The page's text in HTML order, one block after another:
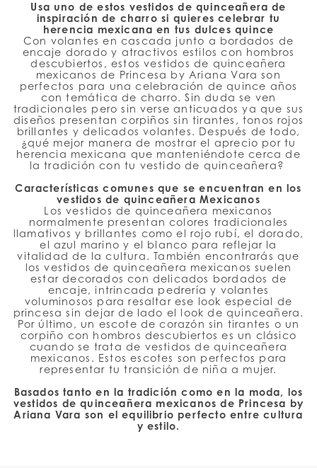
Usa uno de estos vestidos de quinceañera de
inspiración de charro si quieres celebrar tu
herencia mexicana en tus dulces quince
Con volantes en cascada junto a bordados de
encaje dorado y atractivos estilos con hombros
descubiertos, estos vestidos de quinceañera
mexicanos de Princesa by Ariana Vara son
perfectos para una celebración de quince años
con temática de charro. Sin duda se ven
tradicionales pero sin verse anticuados ya que sus
diseños presentan corpiños sin tirantes, tonos rojos
brillantes y delicados volantes. Después de todo,
¿qué mejor manera de mostrar el aprecio por tu
herencia mexicana que manteniéndote cerca de
la tradición con tu vestido de quinceañera?
Características comunes que se encuentran en los
vestidos de quinceañera Mexicanos
Los vestidos de quinceañera mexicanos
normalmente presentan colores tradicionales
llamativos y brillantes como el rojo rubí, el dorado,
el azul marino y el blanco para reflejar la
vitalidad de la cultura. También encontrarás que
los vestidos de quinceañera mexicanos suelen
estar decorados con delicados bordados de
encaje, intrincada pedrería y volantes
voluminosos para resaltar ese look especial de
princesa sin dejar de lado el look de quinceañera.
Por último, un escote de corazón sin tirantes o un
corpiño con hombros descubiertos es un clásico
cuando se trata de vestidos de quinceañera
mexicanos. Estos escotes son perfectos para
representar tu transición de niña a mujer.
Basados tanto en la tradición como en la moda, los
vestidos de quinceañera mexicanos de Princesa by
Ariana Vara son el equilibrio perfecto entre cultura
y estilo.